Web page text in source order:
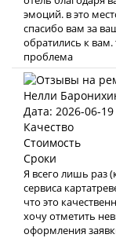
эмоций. в это
спасибо вам за
обратились к
проблема
Нелли
Дата: 2026-06-19
Качество
Стоимость
Сроки
Я всего лишь раз
сервиса
что это
хочу отметить
оформления